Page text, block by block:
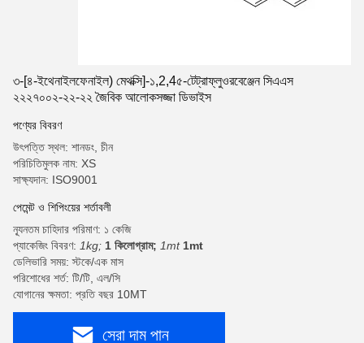
৩-[৪-ইথেনাইলফেনাইল) মেথক্সি]-১,2,4৫-টেট্রাফ্লুওরবেঞ্জেন সিএএস
২২২৭০০২-২২-২২ জৈবিক আলোকসজ্জা ডিভাইস
পণ্যের বিবরণ
উৎপত্তি স্থল: শানডং, চীন
পরিচিতিমুলক নাম: XS
সাক্ষ্যদান: ISO9001
পেমেন্ট ও শিপিংয়ের শর্তাবলী
ন্যূনতম চাহিদার পরিমাণ: ১ কেজি
প্যাকেজিং বিবরণ: 1kg; 1 কিলোগ্রাম; 1mt 1mt
ডেলিভারি সময়: স্টকে/এক মাস
পরিশোধের শর্ত: টি/টি, এল/সি
যোগানের ক্ষমতা: প্রতি বছর 10MT
সেরা দাম পান